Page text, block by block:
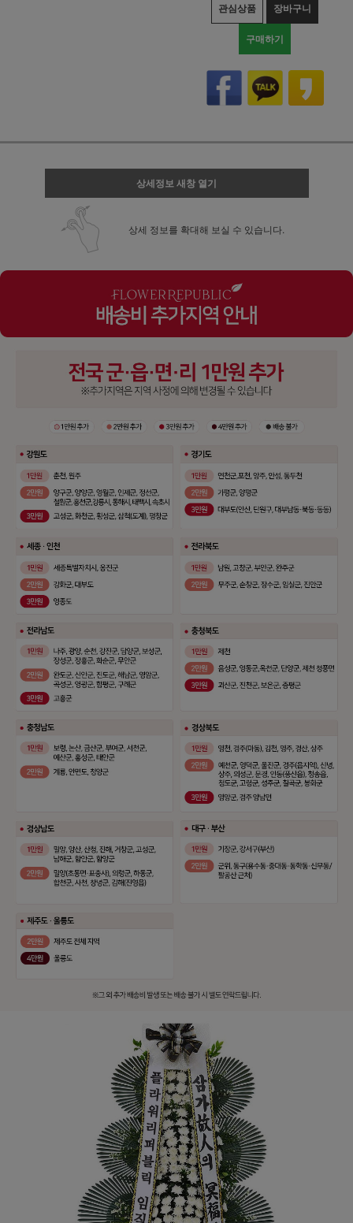
관심상품 장바구니
구매하기
상세정보 새창 열기
상세 정보를 확대해 보실 수 있습니다.